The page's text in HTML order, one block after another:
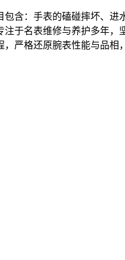
含：手表的磕碰摔坏、
于名表维修与养护多年
严格还原腕表性能与品